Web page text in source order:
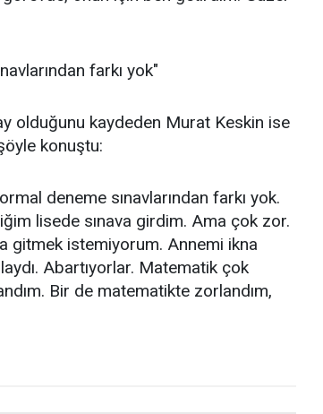
farkı yok"
olduğunu kaydeden Murat Keskin ise
konuştu:
deneme sınavlarından farkı yok.
lisede sınava girdim. Ama çok zor.
gitmek istemiyorum. Annemi ikna
Abartıyorlar. Matematik çok
Bir de matematikte zorlandım,